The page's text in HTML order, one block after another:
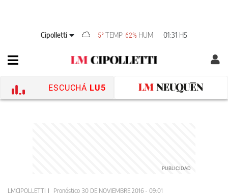
Cipolletti 5°TEMP 62% HUM 01:31 HS
ESCUCHÁ LU5
LMCIPOLLETTI Pronóstico 30 DE NOVIEMBRE 2016 - 09:01